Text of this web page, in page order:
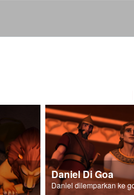
Daniel Di Goa
Daniel dilemparkan ke